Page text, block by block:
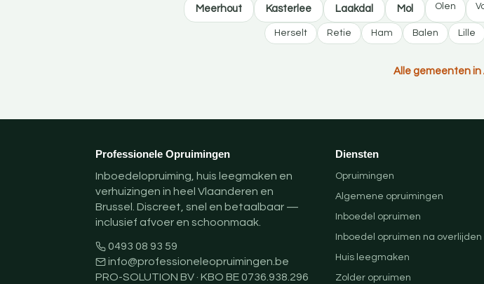
Meerhout Kasterlee Laakdal Mol Olen
Herselt Retie Ham Balen Lille
Alle gemeenten
Professionele Opruimingen
Inboedelopruiming, huis leegmaken en
verhuizingen in heel Vlaanderen en
Brussel. Discreet, snel en betaalbaar —
inclusief afvoer en schoonmaak.
0493 08 93 59
info@professioneleopruimingen.be
PRO-SOLUTION BV · KBO BE 0736.938.296
Diensten
Opruimingen
Algemene opruimingen
Inboedel opruimen
Inboedel opruimen na overlijden
Huis leegmaken
Zolder opruimen